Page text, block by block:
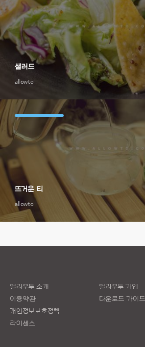
allowto
샐러드
allowto
뜨거운 티
얼라우투 소개
이용약관
개인정보보호정책
라이센스
얼라우투 가입
다운로드 가이드